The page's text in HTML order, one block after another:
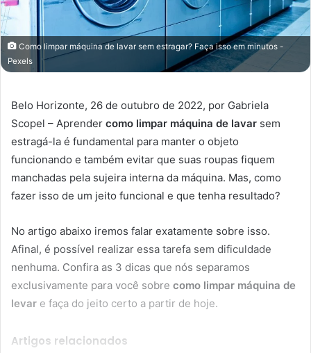
Como limpar máquina de lavar sem estragar? Faça isso em minutos -
Pexels
Belo Horizonte, 26 de outubro de 2022, por Gabriela
Scopel – Aprender como limpar máquina de lavar sem
estragá-la é fundamental para manter o objeto
funcionando e também evitar que suas roupas fiquem
manchadas pela sujeira interna da máquina. Mas, como
fazer isso de um jeito funcional e que tenha resultado?
No artigo abaixo iremos falar exatamente sobre isso.
Afinal, é possível realizar essa tarefa sem dificuldade
nenhuma. Confira as 3 dicas que nós separamos
exclusivamente para você sobre como limpar máquina de
levar e faça do jeito certo a partir de hoje.
Artigos relacionados